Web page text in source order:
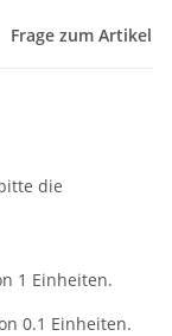
Frage zum Artikel
die
1 Einheiten.
0.1 Einheiten.